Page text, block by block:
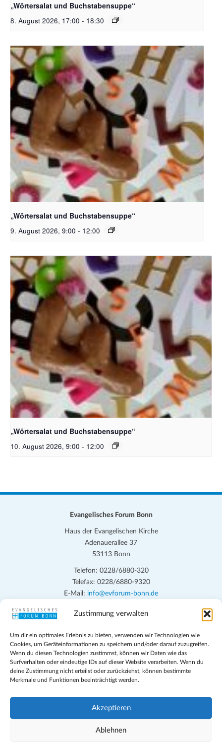
Zustimmung verwalten
Um dir ein optimales Erlebnis zu bieten, verwenden wir Technologien wie
Cookies, um Geräteinformationen zu speichern und/oder darauf zuzugreifen.
Wenn du diesen Technologien zustimmst, können wir Daten wie das
Surfverhalten oder eindeutige IDs auf dieser Website verarbeiten. Wenn du
deine Zustimmung nicht erteilst oder zurückziehst, können bestimmte
Merkmale und Funktionen beeinträchtigt werden.
Akzeptieren
Ablehnen
„Wörtersalat und Buchstabensuppe“
8. August 2026, 17:00 - 18:30
Bildquelle_ Pixabay Free_Christoph Meinersmann
„Wörtersalat und Buchstabensuppe“
9. August 2026, 9:00 - 12:00
Bildquelle_ Pixabay Free_Christoph Meinersmann
„Wörtersalat und Buchstabensuppe“
10. August 2026, 9:00 - 12:00
Evangelisches Forum Bonn
Haus der Evangelischen Kirche
Adenauerallee 37
53113 Bonn
Telefon: 0228/6880-320
Telefax: 0228/6880-9320
E-Mail: info@evforum-bonn.de
Das Evangelische Forum Bonn will in seinen zentralen
persönlichen, beruflichen, kirchlichen und öffentlichen Lebens
eingehen, zu offener Begegnung und ehrlicher Auseinandersetzung
anregen und mithelfen, aus der Verheißung des Evangeliums heraus
im individuellen und gesellschaftlichen Leben verantwortlich zu
denken, zu reden und zu handeln.
Impressum
Teilnahmebedingungen